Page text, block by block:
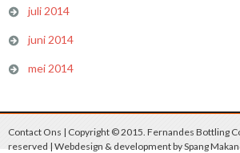
juli 2014
juni 2014
mei 2014
Contact Ons | Copyright © 2015. Fernandes Bottling
reserved | Webdesign & development bySpang